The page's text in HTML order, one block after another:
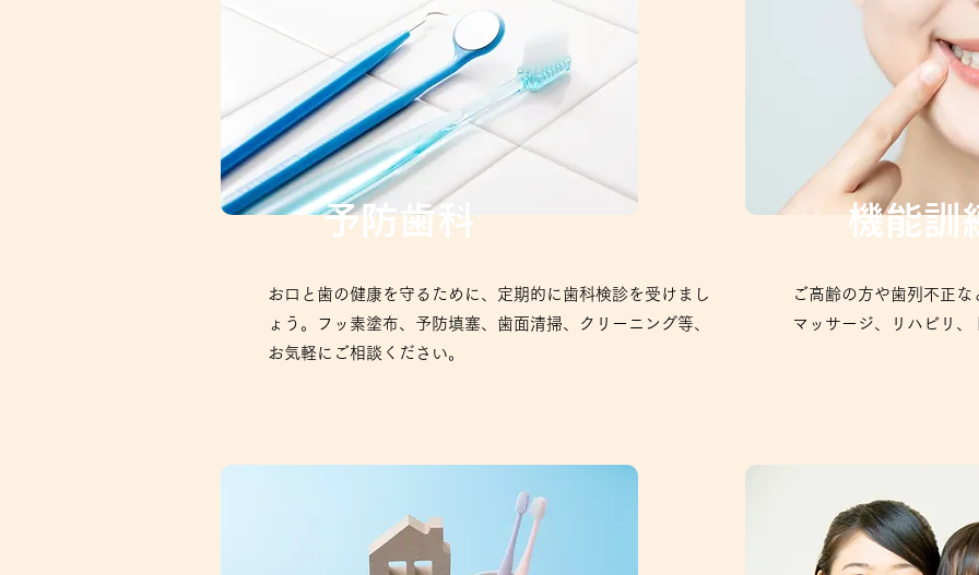
予防歯科
お口と歯の健康を守るために、定期的に歯科検診を受けまし
ょう。フッ素塗布、予防填塞、歯面清掃、クリーニング等、
お気軽にご相談ください。
機能訓
​ご高齢の方や歯列不正
マッサージ、リハビリ